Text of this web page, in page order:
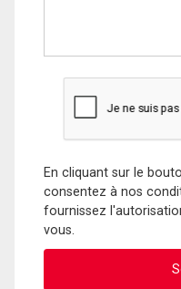
En cliquant sur le
consentez à nos
fournissez
vous.